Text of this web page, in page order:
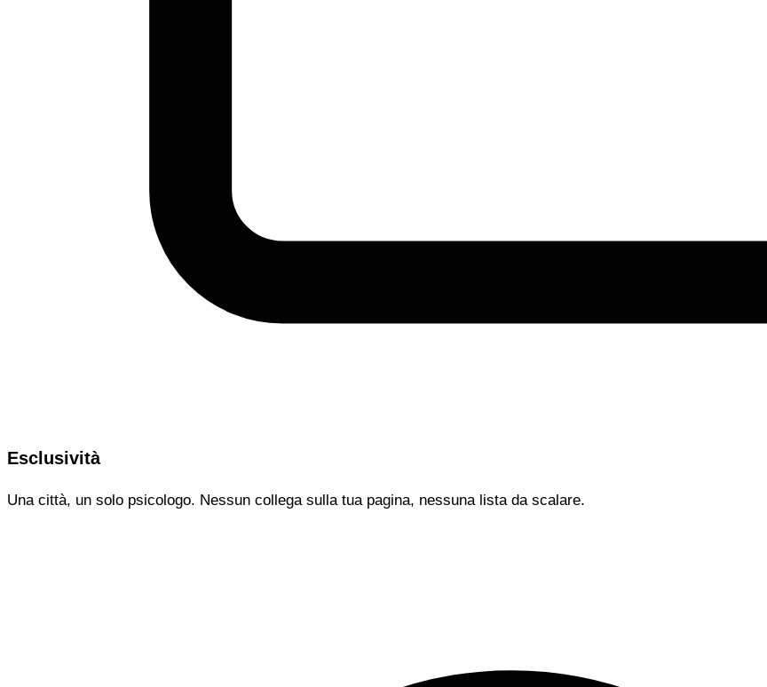
Esclusività
Una città, un solo psicologo. Nessun collega sulla tua pagina, nessuna lista da scalare.